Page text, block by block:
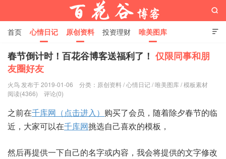
百花谷博客

首页 心情日记 原创资料 投资理财 唯美图库
影音视频 工作照片 Python代码

春节倒计时！百花谷博客送福利了！ 仅限同事和朋
友圈好友
火鸟 发布于 2019-01-06 分类： 原创资料 /心情日记/唯美图库/模板素材
阅读(4366)
评论(0)
之前在千库网（点击进入） 购买了会员，随着除夕春节的临
近，大家可以在千库网挑选自己喜欢的模板，
然后再提供一下自己的名字或内容，我会将提供的文字修改